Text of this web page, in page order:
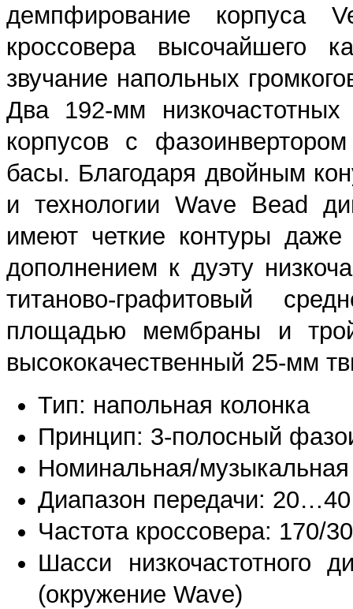
демпфирование корпуса
кроссовера высочайшего
звучание напольных
Два 192-мм
корпусов с
басы. Благодаря двойным
и технологии Wave Bead
имеют четкие контуры
дополнением к дуэту
титаново-графитовый
площадью мембраны и
высококачественный 25-мм
Тип: напольная колонка
Принцип: 3-полосный
Номинальная/
Диапазон передачи:
Частота кроссовера: 170/
Шасси низкочастотного
(окружение Wave)